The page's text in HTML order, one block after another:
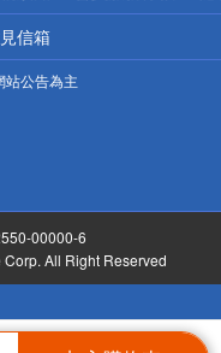
信箱
公告為主
00000-6
All Right Reserved